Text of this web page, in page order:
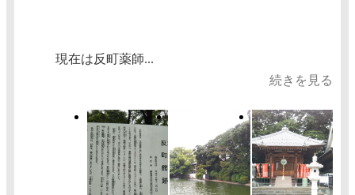
現在は反町薬師...
続きを見る